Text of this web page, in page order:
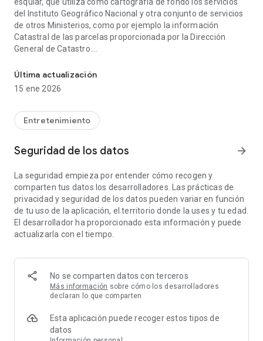
del Instituto Geográfico Nacional y otra conjunto de servicios
de otros Ministerios, como por ejemplo la información
Catastral de las parcelas proporcionada por la Dirección
General de Catastro.
Con esta aplicación podrás recorrer numerosas rutas en la
sección Rutas, ocio y tiempo libre y grabar o utilizar tus
conexión a internet.
Todos los mapas y rutas que se utilizan son gratuitos y te
- Ubicación por GPS, incluso sin tener cobertura en el móvil
- Trazar rutas (Tracks) con GPS sobre los mapas del Instituto
Geográfico Nacional.
- Guardar y visualizar los tracks en formato gpx o kml y kmz.
- Soporta servicios de mapas WMS y WMTS, puedes utilizar la
aplicación como visor WMS
- Visualización del posicionamiento mediante coordenadas,
- La aplicación se encuentra en español, catalán, gallego,
euskera e inglés.
- Basada en el software OruxMaps.
un departamento gubernamental español
(https://www.ign.es/web/ign/portal) y es utilizada por
Última actualización
15 ene 2026
Entretenimiento
Seguridad de los datos arrow_forward
La seguridad empieza por entender cómo recogen y
comparten tus datos los desarrolladores. Las prácticas de
privacidad y seguridad de los datos pueden variar en función
de tu uso de la aplicación, el territorio donde la uses y tu edad.
El desarrollador ha proporcionado esta información y puede
actualizarla con el tiempo.
No se comparten datos con terceros
Más información sobre cómo los desarrolladores
declaran lo que comparten
Esta aplicación puede recoger estos tipos de
datos